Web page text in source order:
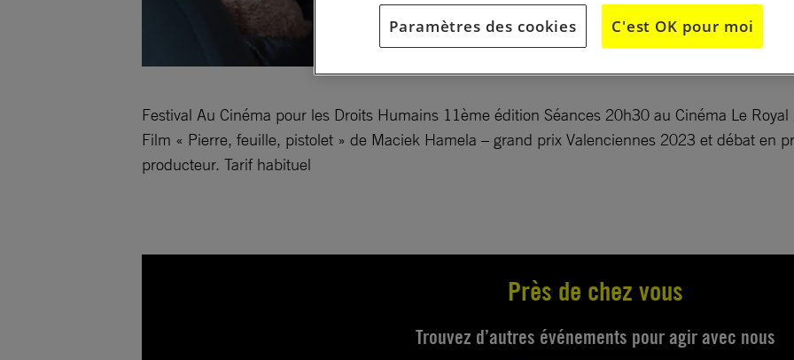
Festival Au Cinéma pour les Droits Humains 11ème édition Séances 20h30 au Cinéma Le
Film « Pierre, feuille, pistolet » de Maciek Hamela – grand prix Valenciennes 2023 et débat en
producteur. Tarif habituel
Près de chez vous
Trouvez d’autres événements pour agir avec nous
Paramètres des cookies C'est OK pour moi